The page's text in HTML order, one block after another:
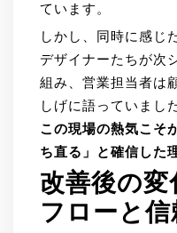
ています。
しかし、同時に感じ
デザイナーたちが次
組み、営業担当者は
しげに語っていまし
この現場の熱気こそ
ち直る」と確信した
改善後の
フローと